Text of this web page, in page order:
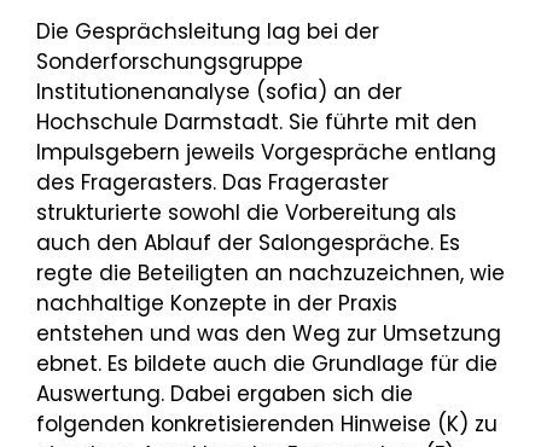
Die Gesprächsleitung lag bei der
Sonderforschungsgruppe
Institutionenanalyse (sofia) an der
Hochschule Darmstadt. Sie führte mit den
Impulsgebern jeweils Vorgespräche entlang
des Fragerasters. Das Frageraster
strukturierte sowohl die Vorbereitung als
auch den Ablauf der Salongespräche. Es
regte die Beteiligten an nachzuzeichnen, wie
nachhaltige Konzepte in der Praxis
entstehen und was den Weg zur Umsetzung
ebnet. Es bildete auch die Grundlage für die
Auswertung. Dabei ergaben sich die
folgenden konkretisierenden Hinweise (K) zu